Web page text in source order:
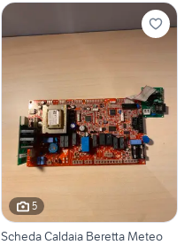
5
Scheda Caldaia Beretta Meteo